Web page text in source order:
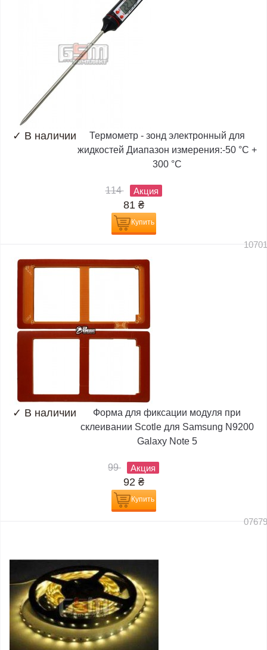
✓ В наличии
Термометр - зонд электронный для
жидкостей Диапазон измерения:-50 °C +
300 °C
114 Акция
81 ₴
Купить
✓ В наличии
Форма для фиксации модуля при
склеивании Scotle для Samsung N9200
Galaxy Note 5
99 Акция
92 ₴
Купить